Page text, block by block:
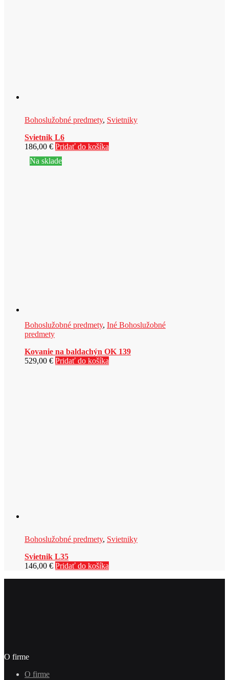
Bohoslužobné predmety, Svietniky
Svietnik L6
186,00 € Pridať do košíka
Na sklade
Bohoslužobné predmety, Iné Bohoslužobné
predmety
Kovanie na baldachýn OK 139
529,00 € Pridať do košíka
Bohoslužobné predmety, Svietniky
Svietnik L35
146,00 € Pridať do košíka
O firme
O firme